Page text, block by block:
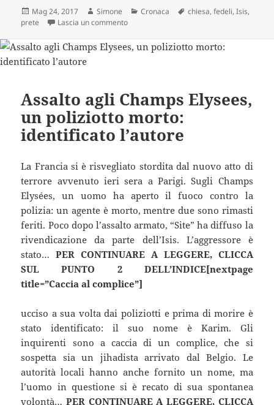
Scritto
il
Mag 24, 2017 Autore
Simone Categorie
Cronaca Tag
chiesa,fedeli,Isis,
prete
Lascia un commentosu +++ Gruppo armato irrompe in chiesa
Assalto agli Champs Elysees,
un poliziotto morto:
identificato l’autore
La Francia si è risvegliato stordita dal nuovo atto di
terrore avvenuto ieri sera a Parigi. Sugli Champs
Elysées, un uomo ha aperto il fuoco contro la
polizia: un agente è morto, mentre due sono rimasti
feriti. Poco dopo l’assalto armato, “Site” ha diffuso la
rivendicazione da parte dell’Isis. L’aggressore è
stato…PER CONTINUARE A LEGGERE, CLICCA
SUL PUNTO 2 DELL’INDICE[nextpage
title=”Caccia al complice”]
ucciso a sua volta dai poliziotti e prima di morire è
stato identificato: il suo nome è Karim. Gli
inquirenti sono a caccia di un complice, che si
sospetta sia un jihadista arrivato dal Belgio. Le
autorità locali hanno anche fornito un nome, ma
l’uomo in questione si è recato di sua spontanea
volontà…PER CONTINUARE A LEGGERE, CLICCA